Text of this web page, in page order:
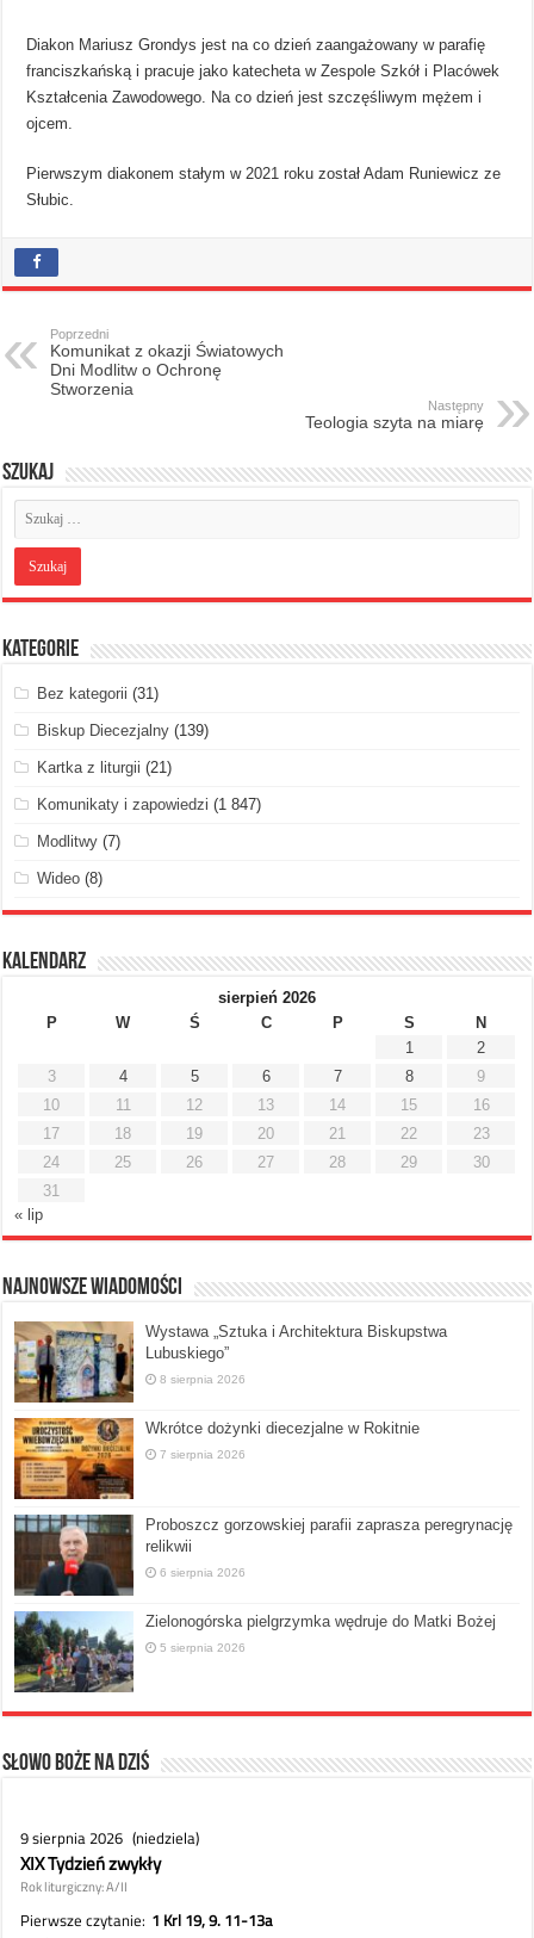
Diakon Mariusz Grondys jest na co dzień zaangażowany w parafię
franciszkańską i pracuje jako katecheta w Zespole Szkół i Placówek
Kształcenia Zawodowego. Na co dzień jest szczęśliwym mężem i
ojcem.
Pierwszym diakonem stałym w 2021 roku został Adam Runiewicz ze
Słubic.
Poprzedni
Komunikat z okazji Światowych
Dni Modlitw o Ochronę
Stworzenia
Następny
Teologia szyta na miarę
Szukaj
Kategorie
Bez kategorii (31)
Biskup Diecezjalny (139)
Kartka z liturgii (21)
Komunikaty i zapowiedzi (1 847)
Modlitwy (7)
Wideo (8)
Kalendarz
sierpień 2026
P
W Ś C P S
N
1
2
3
4 5 6 7 8
9
10
11 12 13 14 15
16
17
18 19 20 21 22
23
24
25 26 27 28 29
30
31
« lip
Najnowsze Wiadomości
Wystawa „Sztuka i Architektura Biskupstwa
Lubuskiego”
8 sierpnia 2026
Wkrótce dożynki diecezjalne w Rokitnie
7 sierpnia 2026
Proboszcz gorzowskiej parafii zaprasza peregrynację
relikwii
6 sierpnia 2026
Zielonogórska pielgrzymka wędruje do Matki Bożej
5 sierpnia 2026
Słowo Boże na dziś